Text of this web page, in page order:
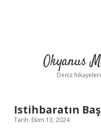
Okyanus
Deniz
Istihbaratın
Tarih: Ekim 13, 2024